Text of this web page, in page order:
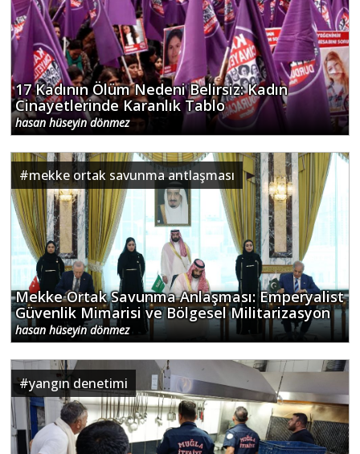
17 Kadının Ölüm Nedeni Belirsiz: Kadın
Cinayetlerinde Karanlık Tablo
hasan hüseyin dönmez
#mekke ortak savunma antlaşması
Mekke Ortak Savunma Anlaşması: Emperyalist
Güvenlik Mimarisi ve Bölgesel Militarizasyon
hasan hüseyin dönmez
#yangın denetimi